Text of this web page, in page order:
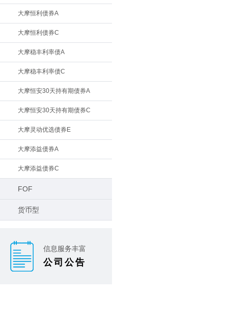
大摩恒利债券A
大摩恒利债券C
大摩稳丰利率债A
大摩稳丰利率债C
大摩恒安30天持有期债券A
大摩恒安30天持有期债券C
大摩灵动优选债券E
大摩添益债券A
大摩添益债券C
FOF
货币型
信息服务丰富
公司公告